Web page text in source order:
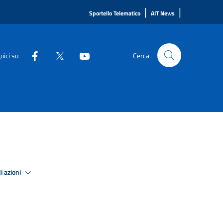
Sportello Telematico | AIT News |
su Cerca
azioni